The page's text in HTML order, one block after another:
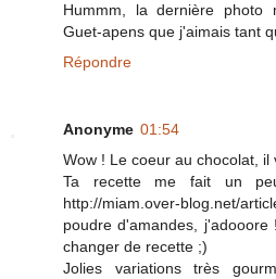
Hummm, la dernière photo
Guet-apens que j'aimais tant
Répondre
Anonyme 01:54
Wow ! Le coeur au chocolat, il
Ta recette me fait un
http://miam.over-blog.net/
poudre d'amandes,
changer de recette ;)
Jolies variations très